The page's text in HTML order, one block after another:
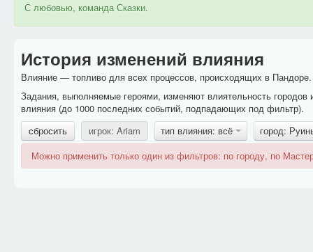
С любовью, команда Сказки.
История изменений влияния
Влияние — топливо для всех процессов, происходящих в
Задания, выполняемые героями, изменяют влиятельность
влияния (до 1000 последних событий, подпадающих под фильтр).
сбросить
игрок: Ariam тип влияния: всё
город:
Можно применить только один из фильтров: по городу, по